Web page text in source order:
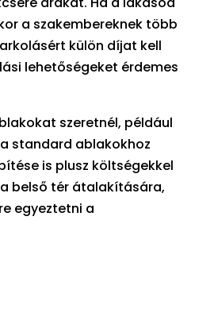
a szakembereknek több
külön díjat kell
lehetőségeket érdemes
szeretnél, például
standard ablakokhoz
is plusz költségekkel
belső tér átalakítására,
egyeztetni a